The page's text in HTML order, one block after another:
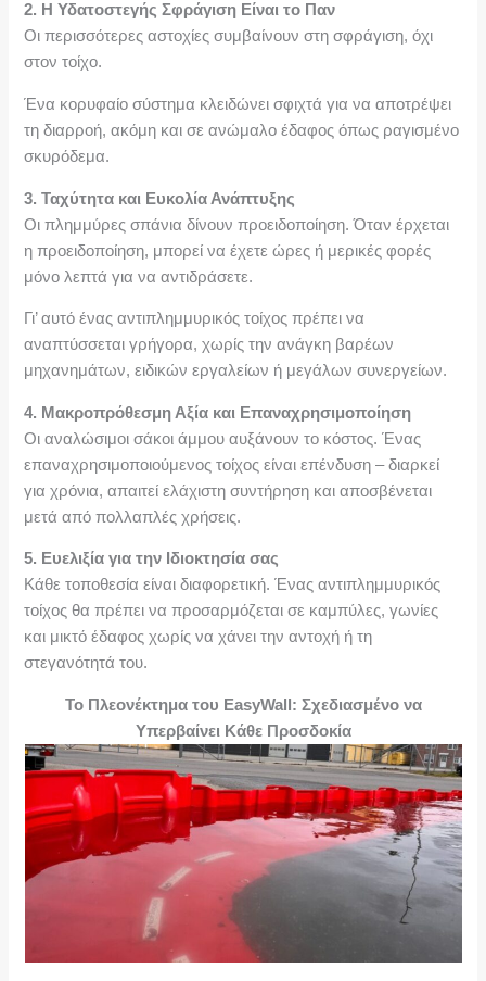
2. Η Υδατοστεγής Σφράγιση Είναι το Παν
Οι περισσότερες αστοχίες συμβαίνουν στη σφράγιση, όχι
στον τοίχο.
Ένα κορυφαίο σύστημα κλειδώνει σφιχτά για να αποτρέψει
τη διαρροή, ακόμη και σε ανώμαλο έδαφος όπως ραγισμένο
σκυρόδεμα.
3. Ταχύτητα και Ευκολία Ανάπτυξης
Οι πλημμύρες σπάνια δίνουν προειδοποίηση. Όταν έρχεται
η προειδοποίηση, μπορεί να έχετε ώρες ή μερικές φορές
μόνο λεπτά για να αντιδράσετε.
Γι’ αυτό ένας αντιπλημμυρικός τοίχος πρέπει να
αναπτύσσεται γρήγορα, χωρίς την ανάγκη βαρέων
μηχανημάτων, ειδικών εργαλείων ή μεγάλων συνεργείων.
4. Μακροπρόθεσμη Αξία και Επαναχρησιμοποίηση
Οι αναλώσιμοι σάκοι άμμου αυξάνουν το κόστος. Ένας
επαναχρησιμοποιούμενος τοίχος είναι επένδυση – διαρκεί
για χρόνια, απαιτεί ελάχιστη συντήρηση και αποσβένεται
μετά από πολλαπλές χρήσεις.
5. Ευελιξία για την Ιδιοκτησία σας
Κάθε τοποθεσία είναι διαφορετική. Ένας αντιπλημμυρικός
τοίχος θα πρέπει να προσαρμόζεται σε καμπύλες, γωνίες
και μικτό έδαφος χωρίς να χάνει την αντοχή ή τη
στεγανότητά του.
Το Πλεονέκτημα του EasyWall: Σχεδιασμένο να
Υπερβαίνει Κάθε Προσδοκία